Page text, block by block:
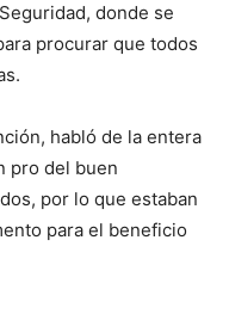
donde se
procurar que todos
habló de la entera
pro del buen
por lo que estaban
para el beneficio